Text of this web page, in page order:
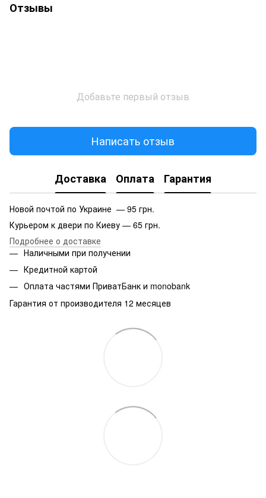
Отзывы
Добавьте первый отзыв
Написать отзыв
Доставка Оплата Гарантия
Новой почтой по Украине — 95 грн.
Курьером к двери по Киеву — 65 грн.
Подробнее о доставке
Наличными при получении
Кредитной картой
Оплата частями ПриватБанк и monobank
Гарантия от производителя 12 месяцев